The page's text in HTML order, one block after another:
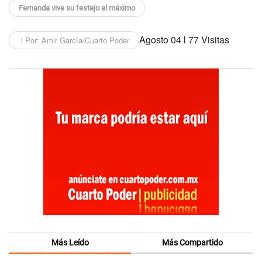
Fernanda vive su festejo al máximo
l Por: Amir García/Cuarto Poder Agosto 04 l 77 Visitas
Más Leído Más Compartido